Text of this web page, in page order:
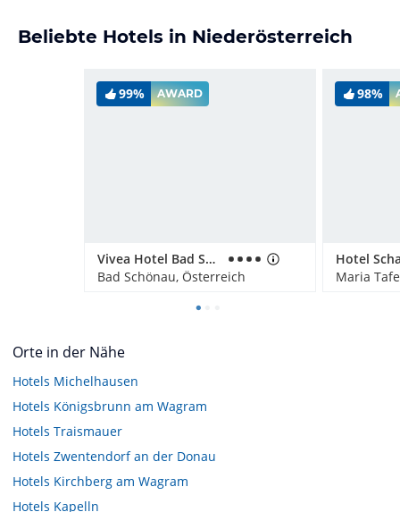
Beliebte Hotels in Niederösterreich
99% AWARD
Vivea Hotel Bad Schönau - Zum Landsknecht
Bad Schönau, Österreich
98%
Hotel
Maria
Orte in der Nähe
Hotels Michelhausen
Hotels Königsbrunn am Wagram
Hotels Traismauer
Hotels Zwentendorf an der Donau
Hotels Kirchberg am Wagram
Hotels Kapelln